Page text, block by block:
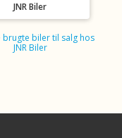
JNR Biler
brugte biler til salg hos
JNR Biler